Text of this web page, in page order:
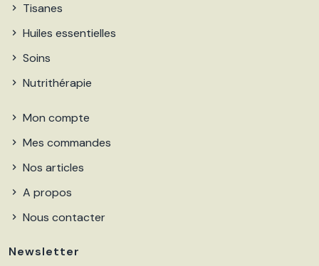
Tisanes
Huiles essentielles
Soins
Nutrithérapie
Mon compte
Mes commandes
Nos articles
A propos
Nous contacter
Newsletter